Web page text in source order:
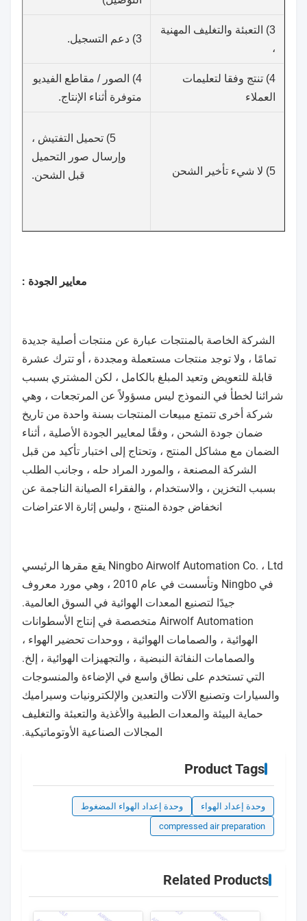
3) التعبئة والتغليف المهنية
،
3) دعم التسجيل.
4) تنتج وفقا لتعليمات
العملاء
4) الصور / مقاطع الفيديو
متوفرة أثناء الإنتاج.
5) لا شيء تأخير الشحن
5) تحميل التفتيش ،
وإرسال صور التحميل
قبل الشحن.
معايير الجودة :
الشركة الخاصة بالمنتجات عبارة عن منتجات أصلية جديدة
تمامًا ، ولا توجد منتجات مستعملة ومجددة ، أو تترك عشرة
قابلة للتعويض وتعيد المبلغ بالكامل ، لكن المشتري بسبب
شرائنا لخطأ في النموذج ليس مسؤولاً عن المرتجعات ، وهي
شركة أخرى تتمتع مبيعات المنتجات بسنة واحدة من تاريخ
ضمان جودة الشحن ، وفقًا لمعايير الجودة الأصلية ، أثناء
الضمان مع مشاكل المنتج ، وتحتاج إلى اختبار تأكيد من قبل
الشركة المصنعة ، والمورد المراد حله ، وجانب الطلب
بسبب التخزين ، والاستخدام ، والفقراء الصيانة الناجمة عن
انخفاض جودة المنتج ، وليس إثارة الاعتراضات
Ningbo Airwolf Automation Co. ، Ltd يقع مقرها الرئيسي
في Ningbo وتأسست في عام 2010 ، وهي مورد معروف
جيدًا لتصنيع المعدات الهوائية في السوق العالمية.
Airwolf Automation متخصصة في إنتاج الأسطوانات
الهوائية ، والصمامات الهوائية ، ووحدات تحضير الهواء ،
والصمامات النفاثة النبضية ، والتجهيزات الهوائية ، إلخ.
التي تستخدم على نطاق واسع في الإضاءة والمنسوجات
والسيارات وتصنيع الآلات والتعدين والإلكترونيات وسيراميك
حماية البيئة والمعدات الطبية والأغذية والتعبئة والتغليف
المجالات الصناعية الأوتوماتيكية.
Product Tags
وحدة إعداد الهواء
وحدة إعداد الهواء المضغوط
compressed air preparation
Related Products